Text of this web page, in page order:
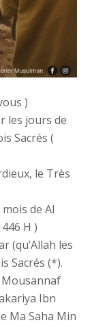
)
les jours de
Sacrés (
le Très
de Al
H )
(qu’Allah les
Sacrés (*).
Mousannaf
Ibn
Ma Saha Min